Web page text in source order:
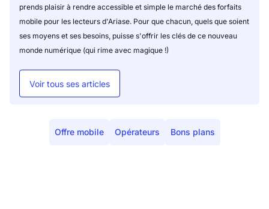
prends plaisir à rendre accessible et simple le marché des forfaits
mobile pour les lecteurs d'Ariase. Pour que chacun, quels que soient
ses moyens et ses besoins, puisse s'offrir les clés de ce nouveau
monde numérique (qui rime avec magique !)
Voir tous ses articles
Offre mobile Opérateurs Bons plans